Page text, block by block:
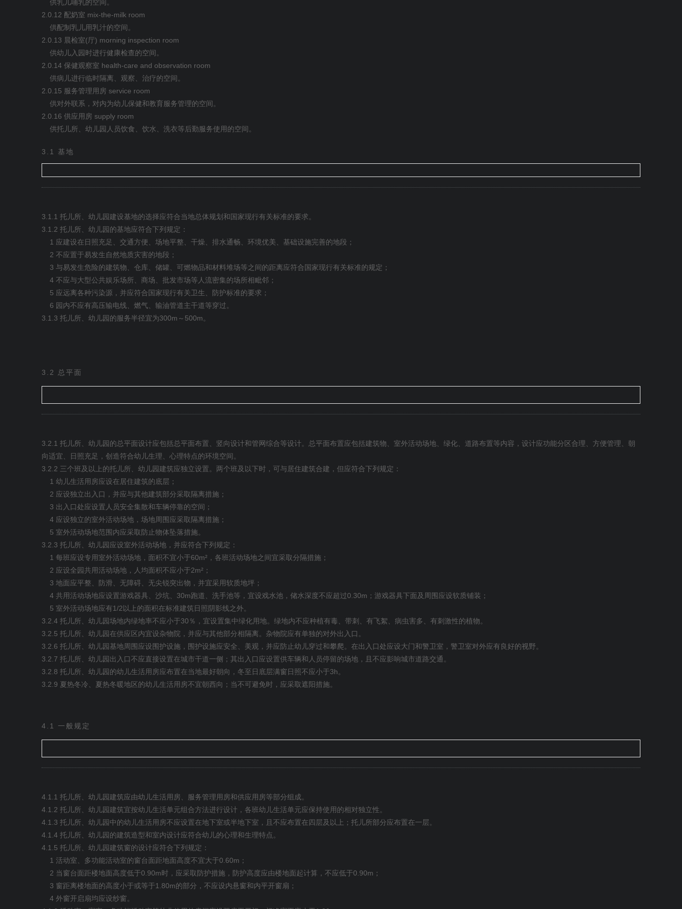
供乳儿哺乳的空间。
2.0.12 配奶室 mix-the-milk room
供配制乳儿用乳汁的空间。
2.0.13 晨检室(厅) morning inspection room
供幼儿入园时进行健康检查的空间。
2.0.14 保健观察室 health-care and observation room
供病儿进行临时隔离、观察、治疗的空间。
2.0.15 服务管理用房 service room
供对外联系，对内为幼儿保健和教育服务管理的空间。
2.0.16 供应用房 supply room
供托儿所、幼儿园人员饮食、饮水、洗衣等后勤服务使用的空间。
3.1 基地
3.1.1 托儿所、幼儿园建设基地的选择应符合当地总体规划和国家现行有关标准的要求。
3.1.2 托儿所、幼儿园的基地应符合下列规定：
1 应建设在日照充足、交通方便、场地平整、干燥、排水通畅、环境优美、基础设施完善的地段；
2 不应置于易发生自然地质灾害的地段；
3 与易发生危险的建筑物、仓库、储罐、可燃物品和材料堆场等之间的距离应符合国家现行有关标准的规定；
4 不应与大型公共娱乐场所、商场、批发市场等人流密集的场所相毗邻；
5 应远离各种污染源，并应符合国家现行有关卫生、防护标准的要求；
6 园内不应有高压输电线、燃气、输油管道主干道等穿过。
3.1.3 托儿所、幼儿园的服务半径宜为300m ～ 500m。
3.2 总平面
3.2.1 托儿所、幼儿园的总平面设计应包括总平面布置、竖向设计和管网综合等设计。总平面布置应包括建筑物、室外活动场地、绿化、道路布置等内容，设计应功能分区合理、方便管理、朝
向适宜、日照充足，创造符合幼儿生理、心理特点的环境空间。
3.2.2 三个班及以上的托儿所、幼儿园建筑应独立设置。两个班及以下时，可与居住建筑合建，但应符合下列规定：
1 幼儿生活用房应设在居住建筑的底层；
2 应设独立出入口，并应与其他建筑部分采取隔离措施；
3 出入口处应设置人员安全集散和车辆停靠的空间；
4 应设独立的室外活动场地，场地周围应采取隔离措施；
5 室外活动场地范围内应采取防止物体坠落措施。
3.2.3 托儿所、幼儿园应设室外活动场地，并应符合下列规定：
1 每班应设专用室外活动场地，面积不宜小于60m² ，各班活动场地之间宜采取分隔措施；
2 应设全园共用活动场地，人均面积不应小于2m² ；
3 地面应平整、防滑、无障碍、无尖锐突出物，并宜采用软质地坪；
4 共用活动场地应设置游戏器具、沙坑、 30m跑道、洗手池等，宜设戏水池，储水深度不应超过0.30m ；游戏器具下面及周围应设软质铺装；
5 室外活动场地应有1/2 以上的面积在标准建筑日照阴影线之外。
3.2.4 托儿所、幼儿园场地内绿地率不应小于30 ％，宜设置集中绿化用地。绿地内不应种植有毒、带刺、有飞絮、病虫害多、有刺激性的植物。
3.2.5 托儿所、幼儿园在供应区内宜设杂物院，并应与其他部分相隔离。杂物院应有单独的对外出入口。
3.2.6 托儿所、幼儿园基地周围应设围护设施，围护设施应安全、美观，并应防止幼儿穿过和攀爬。在出入口处应设大门和警卫室，警卫室对外应有良好的视野。
3.2.7 托儿所、幼儿园出入口不应直接设置在城市干道一侧；其出入口应设置供车辆和人员停留的场地，且不应影响城市道路交通。
3.2.8 托儿所、幼儿园的幼儿生活用房应布置在当地最好朝向，冬至日底层满窗日照不应小于3h。
3.2.9 夏热冬冷、夏热冬暖地区的幼儿生活用房不宜朝西向；当不可避免时，应采取遮阳措施。
4.1 一般规定
4.1.1 托儿所、幼儿园建筑应由幼儿生活用房、服务管理用房和供应用房等部分组成。
4.1.2 托儿所、幼儿园建筑宜按幼儿生活单元组合方法进行设计，各班幼儿生活单元应保持使用的相对独立性。
4.1.3 托儿所、幼儿园中的幼儿生活用房不应设置在地下室或半地下室，且不应布置在四层及以上；托儿所部分应布置在一层。
4.1.4 托儿所、幼儿园的建筑造型和室内设计应符合幼儿的心理和生理特点。
4.1.5 托儿所、幼儿园建筑窗的设计应符合下列规定：
1 活动室、多功能活动室的窗台面距地面高度不宜大于0.60m ；
2 当窗台面距楼地面高度低于0.90m时，应采取防护措施，防护高度应由楼地面起计算，不应低于0.90m ；
3 窗距离楼地面的高度小于或等于1.80m的部分，不应设内悬窗和内平开窗扇；
4 外窗开启扇均应设纱窗。